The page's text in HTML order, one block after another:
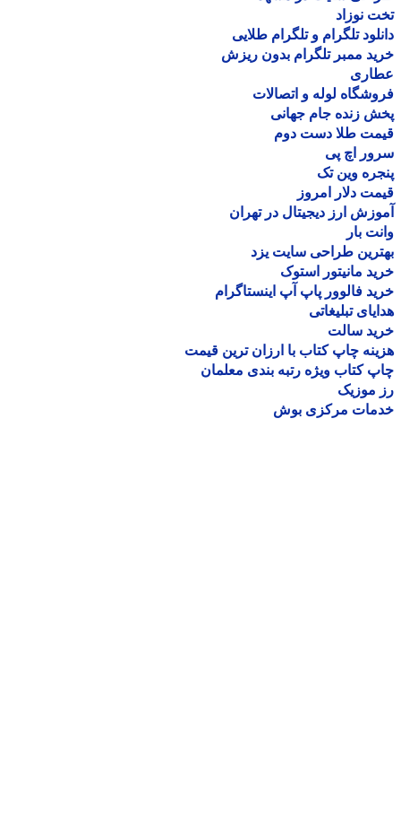
نوزاد
تلگرام و تلگرام طلایی
ممبر تلگرام بدون ریزش
لوله و اتصالات
زنده جام جهانی
طلا دست دوم
اچ پی
وین تک
دلار امروز
ارز دیجیتال در تهران
بار
طراحی سایت یزد
مانیتور استوک
فالوور پاپ آپ اینستاگرام
تبلیغاتی
سالت
چاپ کتاب با ارزان ترین قیمت
کتاب ویژه رتبه بندی معلمان
موزیک
مرکزی بوش